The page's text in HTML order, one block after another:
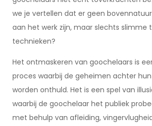
we je vertellen dat er geen
aan het werk zijn, maar slechts slimme
technieken?
Het ontmaskeren van goochelaars is
proces waarbij de geheimen achter
worden onthuld. Het is een spel van
waarbij de goochelaar het publiek
met behulp van afleiding,